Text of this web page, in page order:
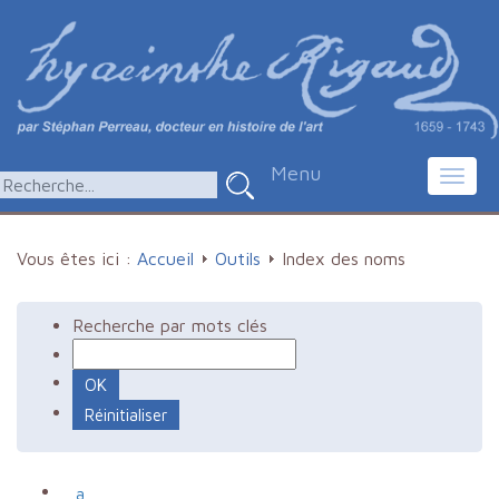
Menu
Vous êtes ici : Accueil Outils Index des noms
Recherche par mots clés
a